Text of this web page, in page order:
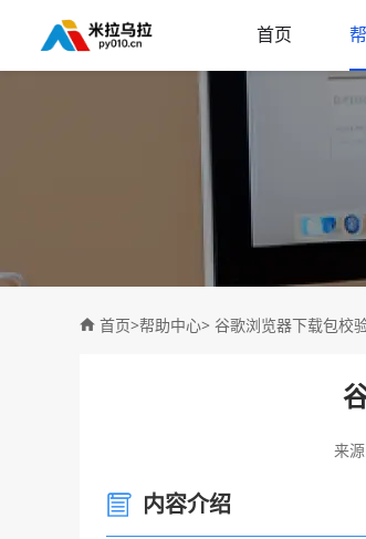
首页
首页>帮助中心> 谷歌浏览器下载包校
来源
内容介绍